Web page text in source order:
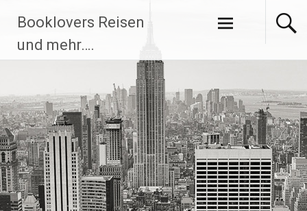
Inhalt
springen
Booklovers Reisen
und mehr….